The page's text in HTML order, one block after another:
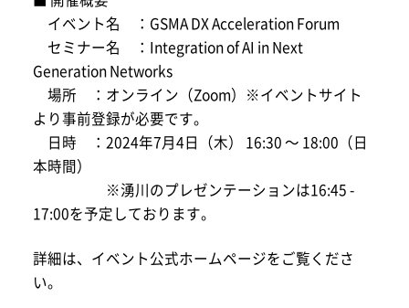
イベント名 ：GSMA DX Acceleration Forum
セミナー名 ：Integration of AI in Next
Generation Networks
場所 ：オンライン（Zoom）※イベントサイト
より事前登録が必要です。
日時 ：2024年7月4日（木） 16:30 ～ 18:00（日
本時間）
※湧川のプレゼンテーションは16:45 -
17:00を予定しております。
詳細は、イベント公式ホームページをご覧くださ
い。